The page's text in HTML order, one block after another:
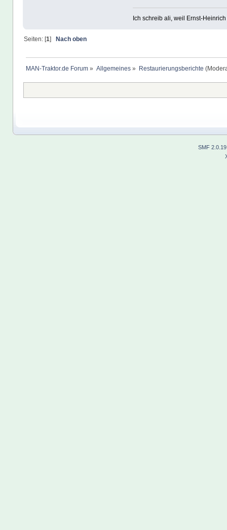
Ich schreib ali, weil Ernst-
Seiten: [1] Nach oben
MAN-Traktor.de Forum » Allgemeines » Restaurierungsberichte
SMF 2.0.19